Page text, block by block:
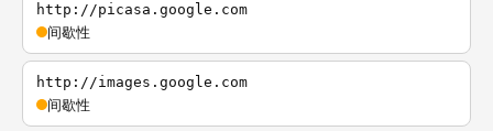
http://picasa.google.com
间歇性
http://images.google.com
间歇性